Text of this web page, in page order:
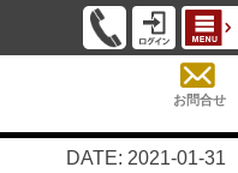
お問合せ
DATE: 2021-01-31